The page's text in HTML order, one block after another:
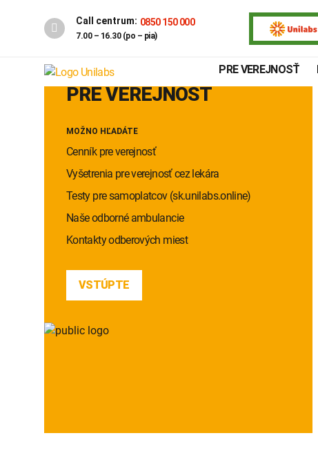
Call centrum: 0850 150 000
7.00 – 16.30 (po – pia)
PRE VEREJNOSŤ
PRE VEREJNOSŤ
MOŽNO HĽADÁTE
Cenník pre verejnosť
Vyšetrenia pre verejnosť cez lekára
Testy pre samoplatcov (sk.unilabs.online)
Naše odborné ambulancie
Kontakty odberových miest
VSTÚPTE